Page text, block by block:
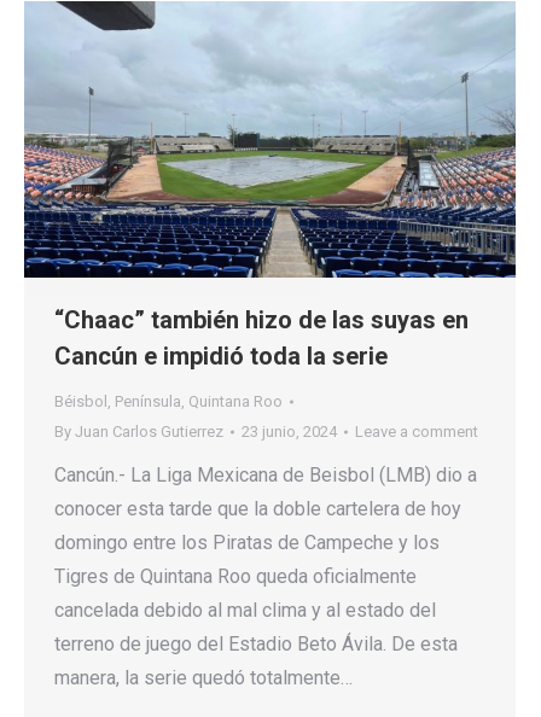
“Chaac” también hizo de las suyas en
Cancún e impidió toda la serie
Béisbol , Península, Quintana Roo
By Juan Carlos Gutierrez 23 junio, 2024 Leave a comment
Cancún.- La Liga Mexicana de Beisbol (LMB) dio a
conocer esta tarde que la doble cartelera de hoy
domingo entre los Piratas de Campeche y los
Tigres de Quintana Roo queda oficialmente
cancelada debido al mal clima y al estado del
terreno de juego del Estadio Beto Ávila. De esta
manera, la serie quedó totalmente…